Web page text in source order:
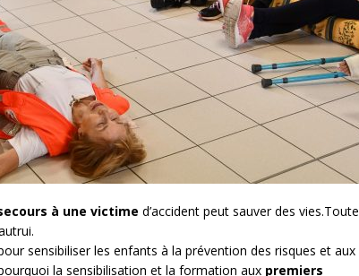
à une victime d’accident peut sauver des vies.Toute
sensibiliser les enfants à la prévention des risques et aux
la sensibilisation et la formation aux premiers